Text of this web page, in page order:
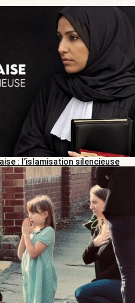
: l’islamisation silencieuse